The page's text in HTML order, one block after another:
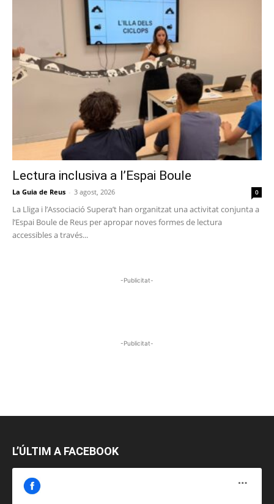
Lectura inclusiva a l’Espai Boule
La Guia de Reus - 3 agost, 2026 0
La Lliga i l’Associació Supera’t han organitzat una activitat conjunta a
l’Espai Boule de Reus per apropar noves formes de lectura
accessibles a través...
-Publicitat-
-Publicitat-
L’ÚLTIM A FACEBOOK